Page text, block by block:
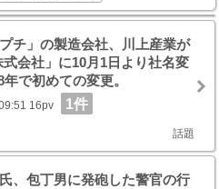
チ」の製造会社、川上産業が
式会社」に10月1日より社名変
で初めての変更。
16pv 1件
話題
、包丁男に発砲した警官の行